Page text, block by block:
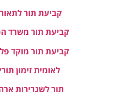
קביעת תור
קביעת תור משרד
קביעת תור מוקד
לאומית זימון
תור לשגרירות